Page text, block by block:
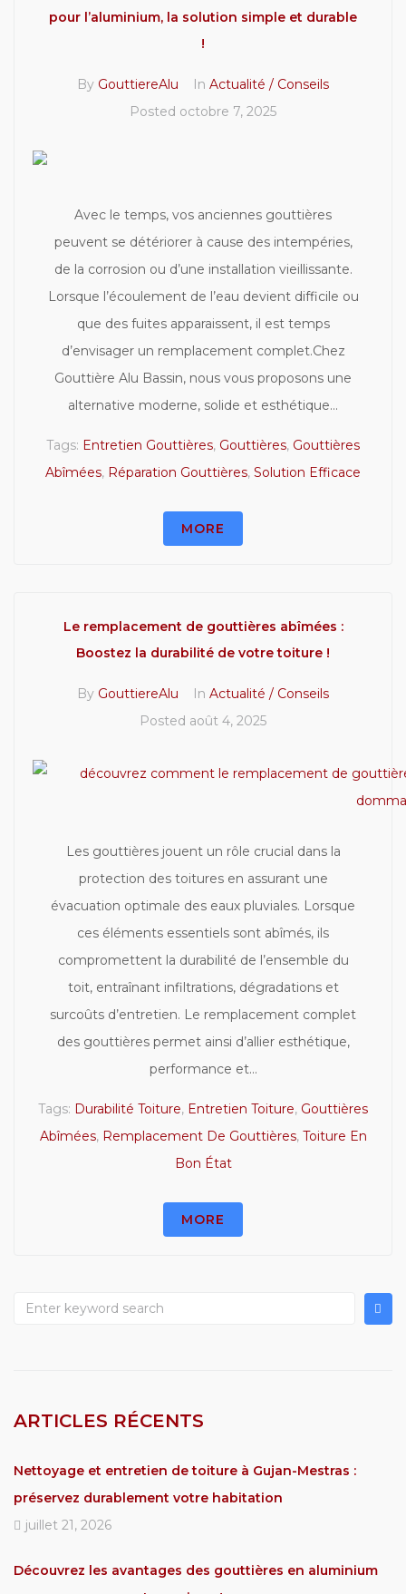
pour l’aluminium, la solution simple et durable
!
By GouttiereAlu In Actualité / Conseils
Posted octobre 7, 2025
Avec le temps, vos anciennes gouttières
peuvent se détériorer à cause des intempéries,
de la corrosion ou d’une installation vieillissante.
Lorsque l’écoulement de l’eau devient difficile ou
que des fuites apparaissent, il est temps
d’envisager un remplacement complet.Chez
Gouttière Alu Bassin, nous vous proposons une
alternative moderne, solide et esthétique...
Tags: Entretien Gouttières, Gouttières, Gouttières
Abîmées, Réparation Gouttières, Solution Efficace
MORE
Le remplacement de gouttières abîmées :
Boostez la durabilité de votre toiture !
By GouttiereAlu In Actualité / Conseils
Posted août 4, 2025
Les gouttières jouent un rôle crucial dans la
protection des toitures en assurant une
évacuation optimale des eaux pluviales. Lorsque
ces éléments essentiels sont abîmés, ils
compromettent la durabilité de l’ensemble du
toit, entraînant infiltrations, dégradations et
surcoûts d’entretien. Le remplacement complet
des gouttières permet ainsi d’allier esthétique,
performance et...
Tags: Durabilité Toiture, Entretien Toiture, Gouttières
Abîmées, Remplacement De Gouttières, Toiture En
Bon État
MORE
ARTICLES RÉCENTS
Nettoyage et entretien de toiture à Gujan-Mestras :
préservez durablement votre habitation
juillet 21, 2026
Découvrez les avantages des gouttières en aluminium